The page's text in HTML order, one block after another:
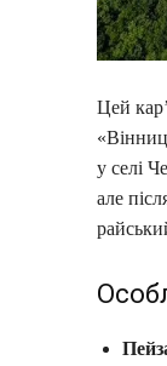
Цей
у селі
але